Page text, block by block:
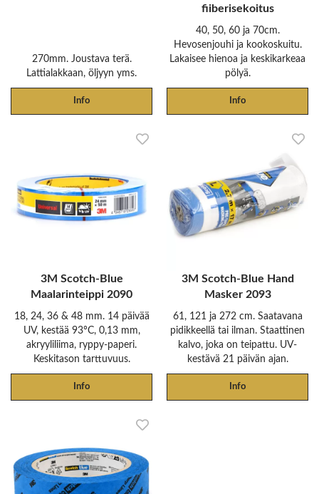
270mm. Joustava terä.
Lattialakkaan, öljyyn yms.
Info
fiiberisekoitus
40, 50, 60 ja 70cm.
Hevosenjouhi ja kookoskuitu.
Lakaisee hienoa ja keskikarkeaa
pölyä.
Info
3M Scotch-Blue
Maalarinteippi 2090
18, 24, 36 & 48 mm. 14 päivää
UV, kestää 93°C, 0,13 mm,
akryyliliima, ryppy-paperi.
Keskitason tarttuvuus.
Info
3M Scotch-Blue Hand
Masker 2093
61, 121 ja 272 cm. Saatavana
pidikkeellä tai ilman. Staattinen
kalvo, joka on teipattu. UV-
kestävä 21 päivän ajan.
Info